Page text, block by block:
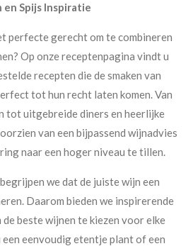
en Spijs Inspiratie
perfecte gerecht om te combineren
Op onze receptenpagina vindt u
recepten die de smaken van
tot hun recht laten komen. Van
tot uitgebreide diners en heerlijke
van een bijpassend wijnadvies
naar een hoger niveau te tillen.
we dat de juiste wijn een
Daarom bieden we inspirerende
beste wijnen te kiezen voor elke
een eenvoudig etentje plant of een